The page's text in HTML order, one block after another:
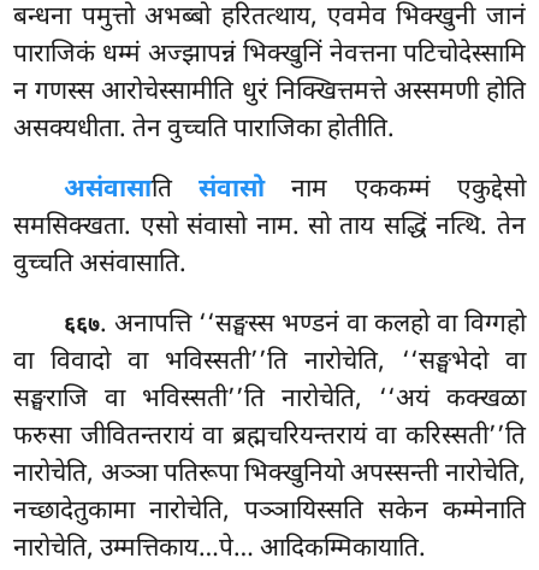
बन्धना पमुत्तो अभब्बो हरितत्थाय, एवमेव भिक्खुनी जानं
पाराजिकं धम्मं अज्झापन्नं भिक्खुनिं नेवत्तना पटिचोदेस्सामि
न गणस्स आरोचेस्सामीति धुरं निक्खित्तमत्ते अस्समणी होति
असक्यधीता. तेन वुच्चति पाराजिकाहोतीति.
असंवासातिसंवासोनाम एककम्मं एकुद्देसो
समसिक्खता. एसो संवासो नाम. सो ताय सद्धिं नत्थि. तेन
वुच्चति असंवासाति.
६६७. अनापत्ति ‘‘सङ्घस्स भण्डनं वा कलहो वा विग्गहो
वा विवादो वा भविस्सती’’ति नारोचेति, ‘‘सङ्घभेदो वा
सङ्घराजि वा भविस्सती’’ति नारोचेति, ‘‘अयं कक्खळा
फरुसा जीवितन्तरायं वा ब्रह्मचरियन्तरायं वा करिस्सती’’ति
नारोचेति, अञ्ञा पतिरूपा भिक्खुनियो अपस्सन्ती नारोचेति,
नच्छादेतुकामा नारोचेति, पञ्ञायिस्सति सकेन कम्मेनाति
नारोचेति, उम्मत्तिकाय…पे… आदिकम्मिकायाति.